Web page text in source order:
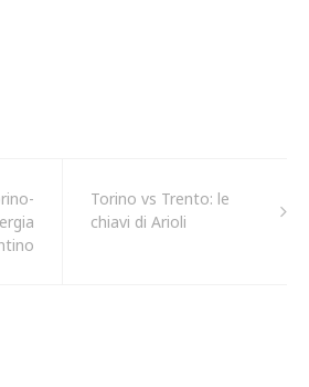
Torino vs Trento: le
chiavi di Arioli